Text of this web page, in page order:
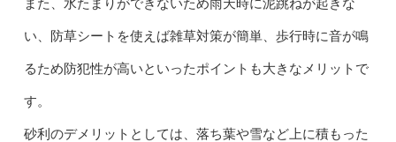
また、水たまりができないため雨天時に泥跳ねが起きな
い、防草シートを使えば雑草対策が簡単、歩行時に音が鳴
るため防犯性が高いといったポイントも大きなメリットで
す。
砂利のデメリットとしては、落ち葉や雪など上に積もった